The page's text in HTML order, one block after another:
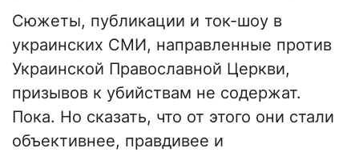
Сюжеты, публикации и ток-шоу в
украинских СМИ, направленные против
Украинской Православной Церкви,
призывов к убийствам не содержат.
Пока. Но сказать, что от этого они стали
объективнее, правдивее и